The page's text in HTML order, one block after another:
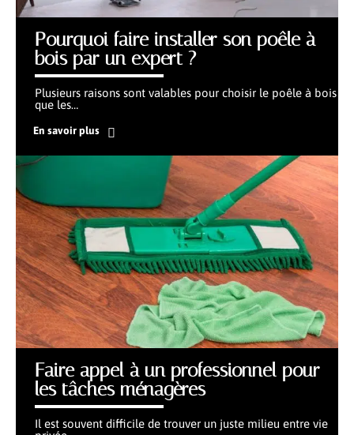
Pourquoi faire installer son poêle à
bois par un expert ?
Plusieurs raisons sont valables pour choisir le poêle à bois
que les…
En savoir plus
Faire appel à un professionnel pour
les tâches ménagères
Il est souvent difficile de trouver un juste milieu entre vie